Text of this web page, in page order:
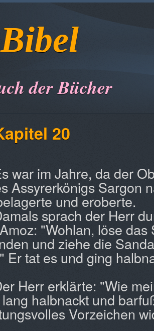
der Bücher
20
war im Jahre, da der
Assyrerkönigs Sargon
und eroberte.
sprach der Herr
"Wohlan, löse das
und ziehe die
Er tat es und ging
Herr erklärte: "Wie
halbnackt und
Vorzeichen